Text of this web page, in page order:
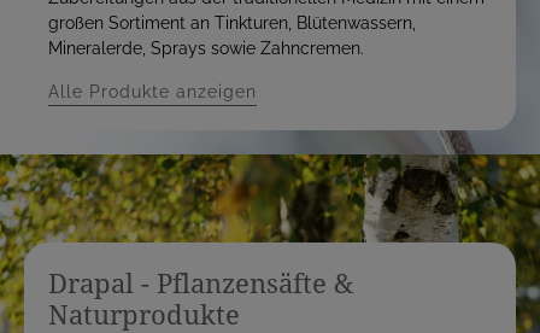
großen Sortiment an Tinkturen, Blütenwassern,
Mineralerde, Sprays sowie Zahncremen.
Alle Produkte anzeigen
Drapal - Pflanzensäfte &
Naturprodukte